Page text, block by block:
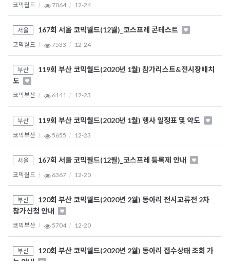
코믹월드 7064 12-24
서울 167회 서울 코믹월드(12월)_코스프레 콘테스트
코믹월드 7533 12-24
부산
119회 부산 코믹월드(2020년 1월) 참가리스트&전시장배치
도
코믹부산 6141 12-23
부산 119회 부산 코믹월드(2020년 1월) 행사 일정표 및 약도
코믹부산 5655 12-23
서울 167회 서울 코믹월드(12월)_코스프레 등록제 안내
코믹월드 6367 12-20
부산
120회 부산 코믹월드(2020년 2월) 동아리 전시교류전 2차
참가신청 안내
코믹부산 5704 12-20
부산
120회 부산 코믹월드(2020년 2월) 동아리 접수상태 조회 가